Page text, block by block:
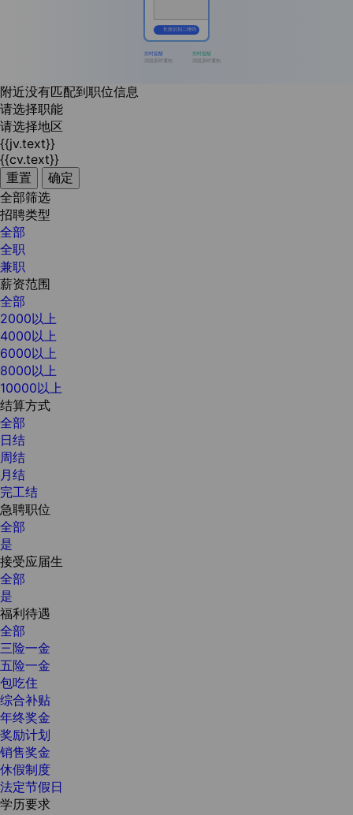
长按识别二维码
实时提醒
消息及时通知
实时提醒
消息及时通知
附近没有匹配到职位信息
请选择职能
请选择地区
{{jv.text}}
{{cv.text}}
重置
确定
全部筛选
招聘类型
全部
全职
兼职
薪资范围
全部
2000以上
4000以上
6000以上
8000以上
10000以上
结算方式
全部
日结
周结
月结
完工结
急聘职位
全部
是
接受应届生
全部
是
福利待遇
全部
三险一金
五险一金
包吃住
综合补贴
年终奖金
奖励计划
销售奖金
休假制度
法定节假日
学历要求